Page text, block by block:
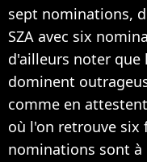
sept nominations,
SZA avec six
d'ailleurs noter que
dominent
comme en
où l'on retrouve six
nominations sont à